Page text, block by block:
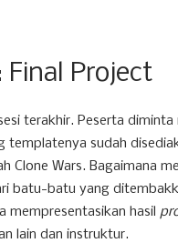
Final Project
terakhir. Peserta
templatenya sudah
Clone Wars. Bagaimana
batu-batu yang
mempresentasikan hasil
lain dan instruktur.